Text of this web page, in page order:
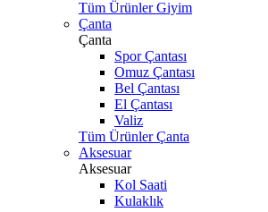
Tüm Ürünler Giyim
Çanta
Çanta
Spor Çantası
Omuz Çantası
Bel Çantası
El Çantası
Valiz
Tüm Ürünler Çanta
Aksesuar
Aksesuar
Kol Saati
Kulaklık